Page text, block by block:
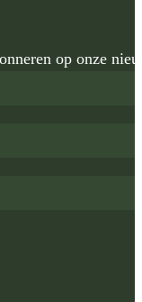
op onze